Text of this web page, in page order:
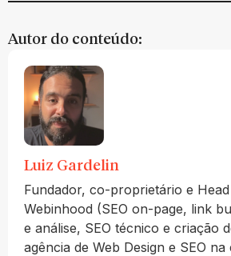
Autor do conteúdo:
Luiz Gardelin
Fundador, co-proprietário e Head
Webinhood (SEO on-page, link
e análise, SEO técnico e criação
agência de Web Design e SEO na